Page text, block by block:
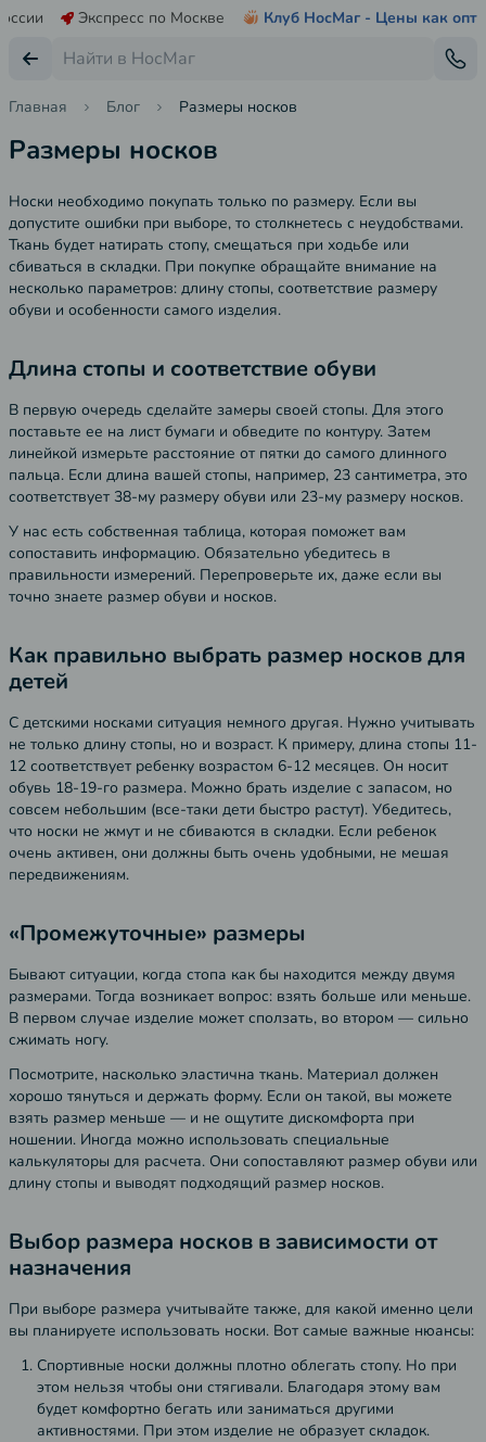
Экспресс по Москве Клуб НосМаг - Цены как опт
Главная Блог Размеры носков
Размеры носков
Носки необходимо покупать только по размеру. Если вы
допустите ошибки при выборе, то столкнетесь с неудобствами.
Ткань будет натирать стопу, смещаться при ходьбе или
сбиваться в складки. При покупке обращайте внимание на
несколько параметров: длину стопы, соответствие размеру
обуви и особенности самого изделия.
Длина стопы и соответствие обуви
В первую очередь сделайте замеры своей стопы. Для этого
поставьте ее на лист бумаги и обведите по контуру. Затем
линейкой измерьте расстояние от пятки до самого длинного
пальца. Если длина вашей стопы, например, 23 сантиметра, это
соответствует 38-му размеру обуви или 23-му размеру носков.
У нас есть собственная таблица, которая поможет вам
сопоставить информацию. Обязательно убедитесь в
правильности измерений. Перепроверьте их, даже если вы
точно знаете размер обуви и носков.
Как правильно выбрать размер носков для
детей
С детскими носками ситуация немного другая. Нужно учитывать
не только длину стопы, но и возраст. К примеру, длина стопы 11-
12 соответствует ребенку возрастом 6-12 месяцев. Он носит
обувь 18-19-го размера. Можно брать изделие с запасом, но
совсем небольшим (все-таки дети быстро растут). Убедитесь,
что носки не жмут и не сбиваются в складки. Если ребенок
очень активен, они должны быть очень удобными, не мешая
передвижениям.
«Промежуточные» размеры
Бывают ситуации, когда стопа как бы находится между двумя
размерами. Тогда возникает вопрос: взять больше или меньше.
В первом случае изделие может сползать, во втором — сильно
сжимать ногу.
Посмотрите, насколько эластична ткань. Материал должен
хорошо тянуться и держать форму. Если он такой, вы можете
взять размер меньше — и не ощутите дискомфорта при
ношении. Иногда можно использовать специальные
калькуляторы для расчета. Они сопоставляют размер обуви или
длину стопы и выводят подходящий размер носков.
Выбор размера носков в зависимости от
назначения
При выборе размера учитывайте также, для какой именно цели
вы планируете использовать носки. Вот самые важные нюансы:
Спортивные носки должны плотно облегать стопу. Но при
этом нельзя чтобы они стягивали. Благодаря этому вам
будет комфортно бегать или заниматься другими
активностями. При этом изделие не образует складок.